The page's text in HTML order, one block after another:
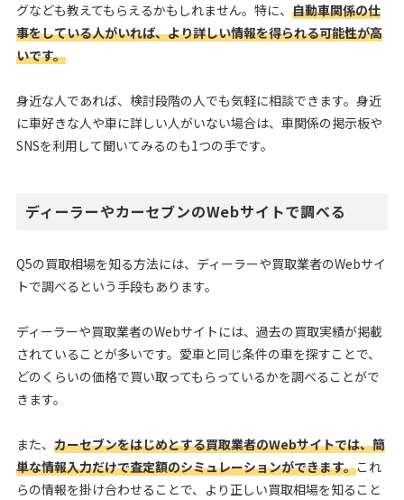
グなども教えてもらえるかもしれません。特に、 自動車関係の仕
事をしている人がいれば、より詳しい情報を得られる可能性が高
いです。
身近な人であれば、検討段階の人でも気軽に相談できます。身近
に車好きな人や車に詳しい人がいない場合は、車関係の掲示板や
SNSを利用して聞いてみるのも1つの手です。
ディーラーやカーセブンのWebサイトで調べる
Q5の買取相場を知る方法には、ディーラーや買取業者のWebサイ
トで調べるという手段もあります。
ディーラーや買取業者のWebサイトには、過去の買取実績が掲載
されていることが多いです。愛車と同じ条件の車を探すことで、
どのくらいの価格で買い取ってもらっているかを調べることがで
きます。
また、 カーセブンをはじめとする買取業者のWebサイトでは、簡
単な情報入力だけで査定額のシミュレーションができます。これ
らの情報を掛け合わせることで、より正しい買取相場を知ること